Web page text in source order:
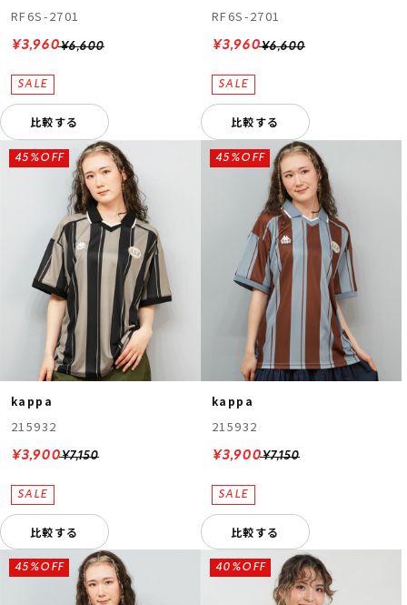
RF6S-2701
¥6,600
¥3,960
比較する
RF6S-2701
¥6,600
¥3,960
比較する
kappa
215932
¥7,150
45%OFF
¥3,900
比較する
kappa
215932
¥7,150
45%OFF
¥3,900
比較する
45%OFF 40%OFF